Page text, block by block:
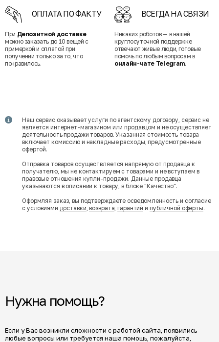
ОПЛАТА ПО ФАКТУ
При Депозитной доставке
можно заказать до 10 вещей с
примеркой и оплатой при
получении только за то, что
понравилось.
ВСЕГДА НА СВЯЗИ
Никаких роботов — в нашей
круглосуточной поддержке
отвечают живые люди, готовые
помочь по любым вопросам в
онлайн-чате Telegram.
Наш сервис оказывает услуги по агентскому договору, сервис не
является интернет-магазином или продавцом и не осуществляет
деятельность продажи товаров. Указанная стоимость товара
включает комиссию и накладные расходы, предусмотренные
офертой.
Отправка товаров осуществляется напрямую от продавца к
получателю, мы не контактируем с товарами и не вступаем в
правовые отношения купли-продажи. Данные продавца
указываются в описании к товару, в блоке "Качество".
Оформляя заказ, вы подтверждаете осведомленность и согласие
с условиями доставки,возврата,гарантий и публичной оферты.
Нужна помощь?
Если у Вас возникли сложности с работой сайта, появились
любые вопросы или требуется наша помощь, пожалуйста,